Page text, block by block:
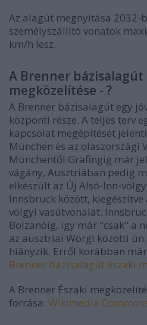
Az alagút megnyitása 2032-
személyszállító vonatok
km/h lesz.
A Brenner bázisalagút
megközelítése - ?
A Brenner bázisalagút egy
központi része. A teljes terv
kapcsolat megépítését
München és az olaszországi
Münchentől Grafingig már
vágány, Ausztriában pedig
elkészült az Új Alsó-Inn-
Innsbruck között,
völgyi vasútvonalat.
Bolzanóig, így már "csak" a
az ausztriai Wörgl közötti
hiányzik. Erről korábban
Brenner bázisalagút északi
A Brenner Északi
forrása: Wikimedia